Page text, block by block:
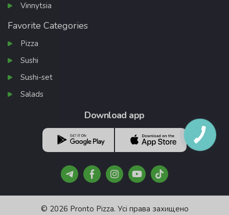
Vinnytsia
Favorite Categories
Pizza
Sushi
Sushi-set
Salads
Download app
© 2026 Pronto Pizza. Усі права захищено